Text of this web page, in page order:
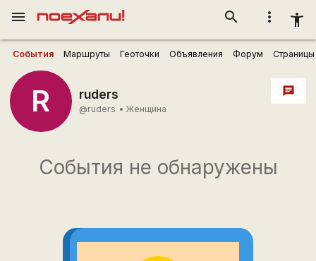
more_vert accessibility_new
search
menu
События Маршруты Геоточки Объявления Форум Страницы
R ruders
@ruders • Женщина
chat
События не обнаружены